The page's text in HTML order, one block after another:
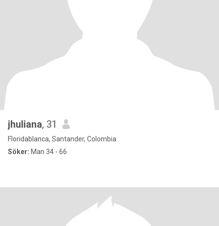
jhuliana, 31
Floridablanca, Santander, Colombia
Söker: Man 34 - 66